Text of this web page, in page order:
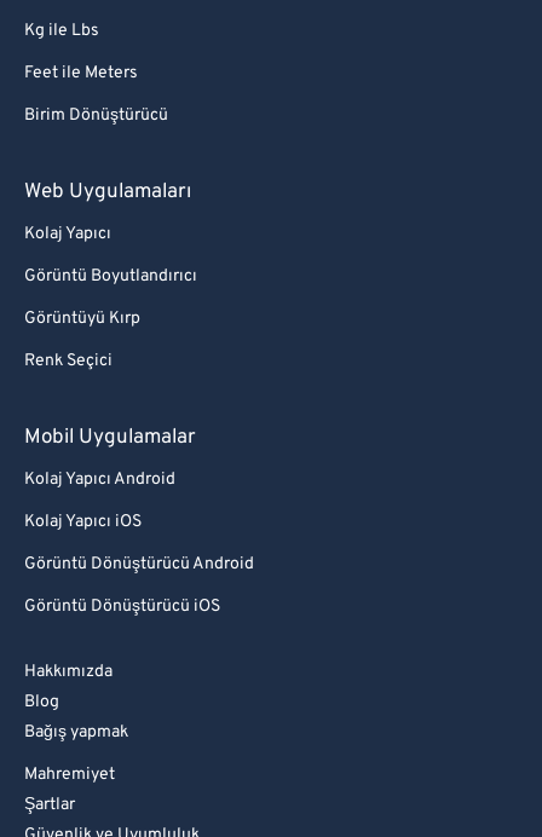
Kg ile Lbs
Feet ile Meters
Birim Dönüştürücü
Web Uygulamaları
Kolaj Yapıcı
Görüntü Boyutlandırıcı
Görüntüyü Kırp
Renk Seçici
Mobil Uygulamalar
Kolaj Yapıcı Android
Kolaj Yapıcı iOS
Görüntü Dönüştürücü Android
Görüntü Dönüştürücü iOS
Hakkımızda
Blog
Bağış yapmak
Mahremiyet
Şartlar